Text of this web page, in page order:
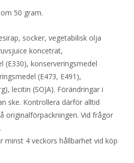
50 gram.
socker, vegetabilisk olja
koncetrat,
(E330), konserveringsmedel
(E473, E491),
lecitin (SOJA). Förändringar i
ske. Kontrollera därför alltid
originalförpackningen. Vid frågor
minst 4 veckors hållbarhet vid köp